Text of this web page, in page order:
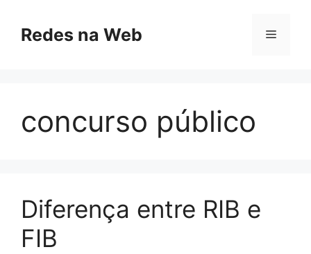
paraRedes na Web Menu
concurso público
Diferença entre RIB e
FIB